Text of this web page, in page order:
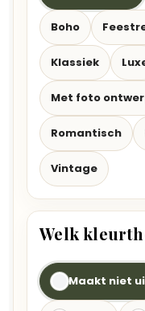
Boho
Klassiek
Met foto
Romantisch
Vintage
Welk
Maakt niet